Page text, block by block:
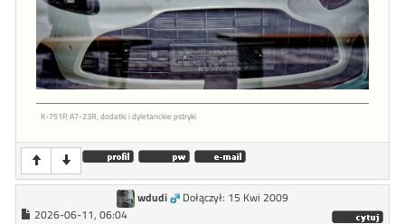
K-751P, A7-23R, dodatki i dyletanckie pstryki
wdudi
Dołączył: 15 Kwi 2009
2026-06-11, 06:04